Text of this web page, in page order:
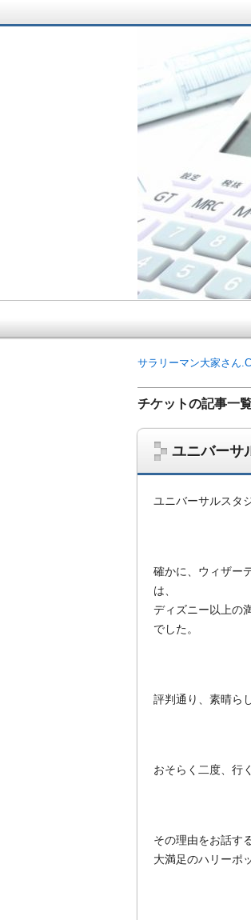
チケットの記事一
ユニバーサ
ユニバーサルスタ
確かに、ウィザー
は、
ディズニー以上の
でした。
評判通り、素晴ら
おそらく二度、行
その理由をお話す
大満足のハリーポ
サラリーマン大家さん
サラリー
サラリーマン大家さ
ム、大家さん自ら行
on書籍出版、多拠点